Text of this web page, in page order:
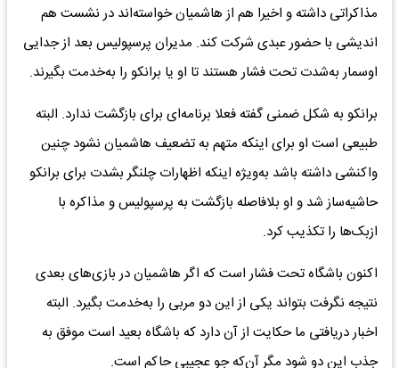
مذاکراتی داشته و اخیرا هم از هاشمیان خواسته‌اند در نشست هم
اندیشی با حضور عبدی شرکت کند. مدیران پرسپولیس بعد از جدایی
اوسمار به‌شدت تحت فشار هستند تا او یا برانکو را به‌خدمت بگیرند.
برانکو به شکل ضمنی گفته فعلا برنامه‌ای برای بازگشت ندارد. البته
طبیعی است او برای اینکه متهم به تضعیف هاشمیان نشود چنین
واکنشی داشته باشد به‌ویژه اینکه اظهارات چلنگر بشدت برای برانکو
حاشیه‌ساز شد و او بلافاصله بازگشت به پرسپولیس و مذاکره با
ازبک‌ها را تکذیب کرد.
اکنون باشگاه تحت فشار است که اگر هاشمیان در بازی‌های بعدی
نتیجه نگرفت بتواند یکی از این دو مربی را به‌خدمت بگیرد. البته
اخبار دریافتی ما حکایت از آن دارد که باشگاه بعید است موفق به
جذب این دو شود مگر آن‌که جو عجیبی حاکم است.